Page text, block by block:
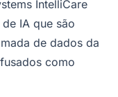
de dados da
como
corretamente